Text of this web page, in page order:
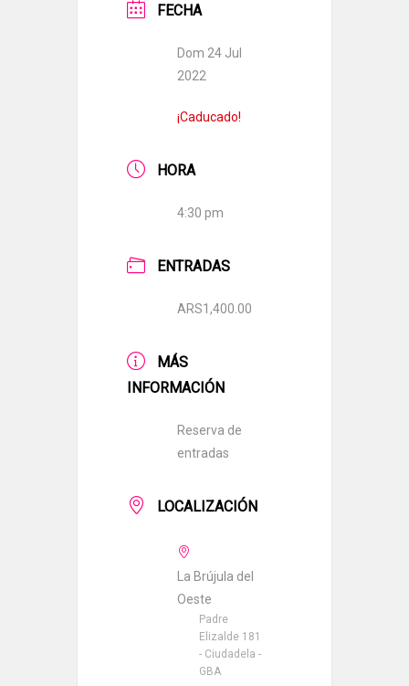
FECHA
Dom 24 Jul
2022
¡Caducado!
HORA
4:30 pm
ENTRADAS
ARS1,400.00
MÁS
INFORMACIÓN
Reserva de
entradas
LOCALIZACIÓN
La Brújula del
Oeste
Padre
Elizalde 181
- Ciudadela -
GBA